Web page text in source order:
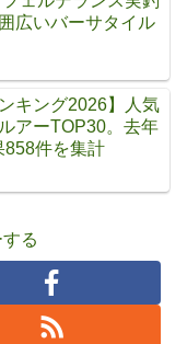
広いバーサタイル
キング2026】人気
アーTOP30。去年
858件を集計
る